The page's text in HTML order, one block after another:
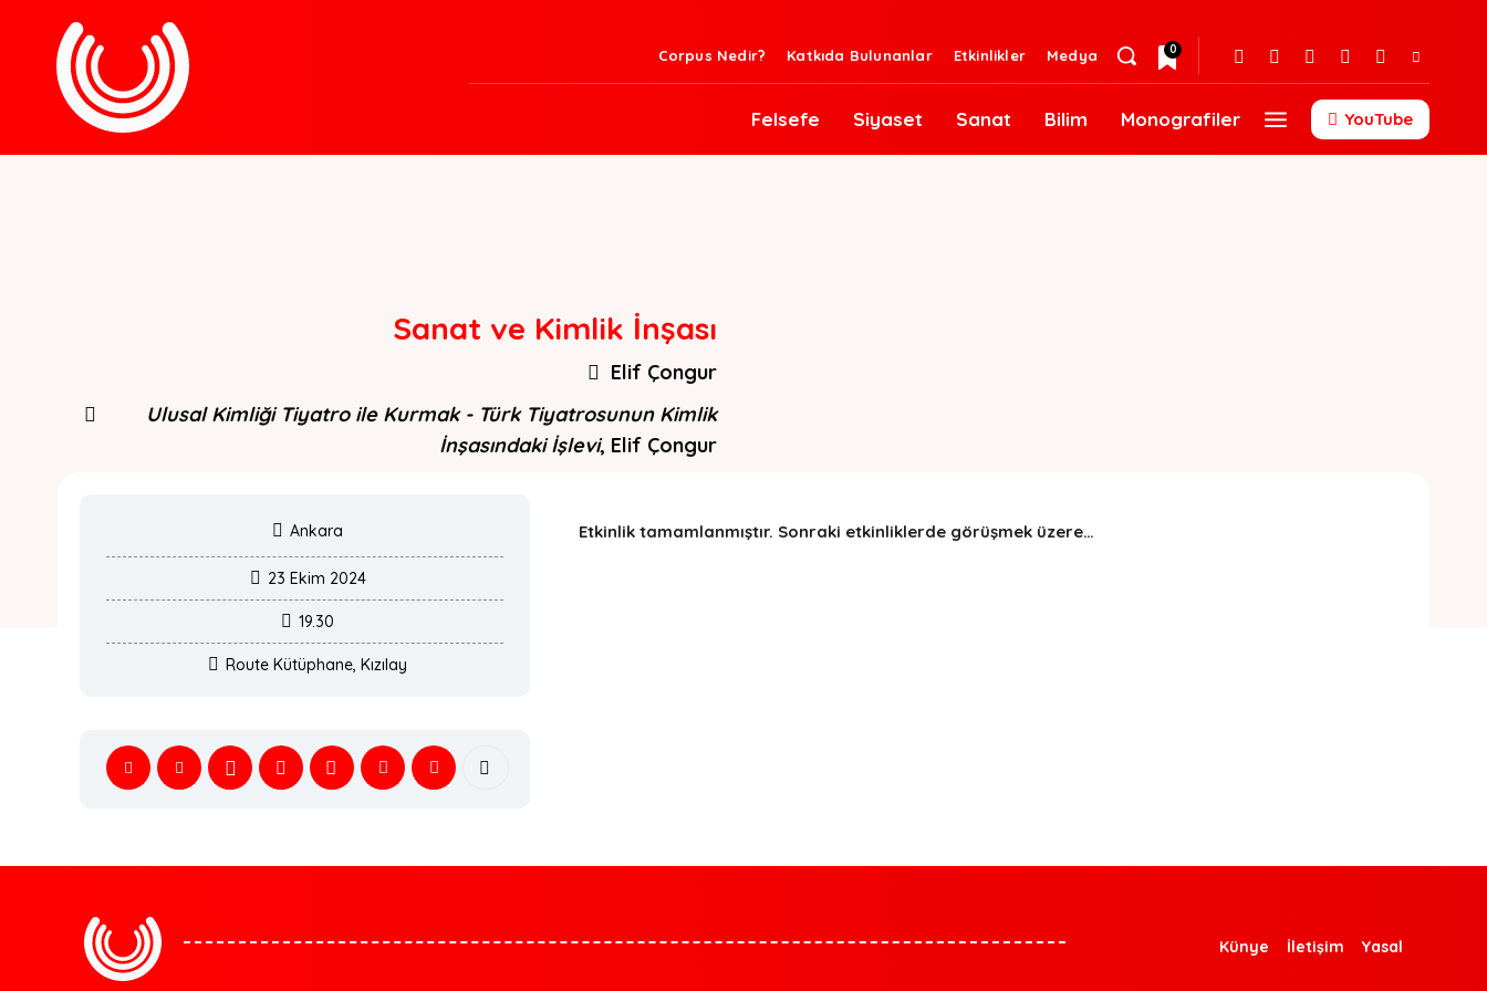
Corpus Nedir? Katkıda Bulunanlar Etkinlikler Medya 0
Felsefe Siyaset Sanat Bilim Monografiler YouTube
Sanat ve Kimlik İnşası
Elif Çongur
Ulusal Kimliği Tiyatro ile Kurmak - Türk Tiyatrosunun Kimlik
İnşasındaki İşlevi, Elif Çongur
Ankara
23 Ekim 2024
19.30
Route Kütüphane, Kızılay
Etkinlik tamamlanmıştır. Sonraki etkinliklerde görüşmek üzere…
Künye İletişim Yasal